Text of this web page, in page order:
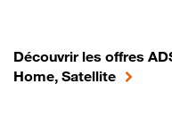
Découvrir les offres
Home, Satellite